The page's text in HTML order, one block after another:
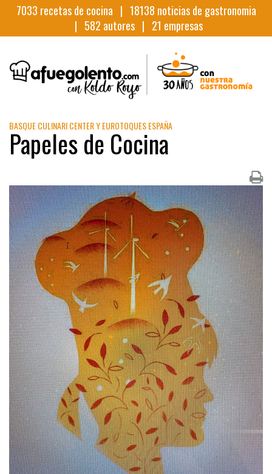
7033 recetas de cocina | 18138 noticias de gastronomia
| 582 autores | 21 empresas
BASQUE CULINARI CENTER Y EUROTOQUES ESPAÑA
Papeles de Cocina